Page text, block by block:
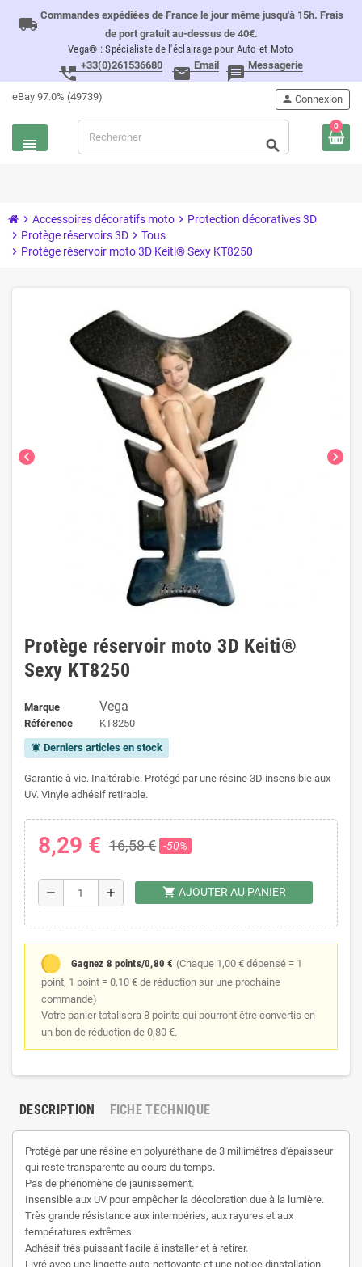
local_shipping Commandes expédiées de France le jour même jusqu'à 15h. Frais
de port gratuit au-dessus de 40€.
Vega® : Spécialiste de l'éclairage pour Auto et Moto
perm_phone_msg +33(0)261536680 email Email message Messagerie
eBay 97.0% (49739)
view_headline
person Connexion
search
0
chevron_right Accessoires décoratifs moto chevron_right Protection décoratives 3D
chevron_right Protège réservoirs 3D chevron_right Tous
chevron_right Protège réservoir moto 3D Keiti® Sexy KT8250
chevron_left chevron_right
Protège réservoir moto 3D Keiti®
Sexy KT8250
Marque Vega
Référence KT8250
notifications_active Derniers articles en stock
Garantie à vie. Inaltérable. Protégé par une résine 3D insensible aux
UV. Vinyle adhésif retirable.
8,29 € 16,58 € -50%
remove add shopping_cart AJOUTER AU PANIER
Gagnez 8 points/0,80 € (Chaque 1,00 € dépensé = 1
point, 1 point = 0,10 € de réduction sur une prochaine
commande)
Votre panier totalisera 8 points qui pourront être convertis en
un bon de réduction de 0,80 €.
DESCRIPTION FICHE TECHNIQUE
Protégé par une résine en polyuréthane de 3 millimètres d'épaisseur
qui reste transparente au cours du temps.
Pas de phénomène de jaunissement.
Insensible aux UV pour empêcher la décoloration due à la lumière.
Très grande résistance aux intempéries, aux rayures et aux
températures extrêmes.
Adhésif très puissant facile à installer et à retirer.
Livré avec une lingette auto-nettoyante et une notice dinstallation.